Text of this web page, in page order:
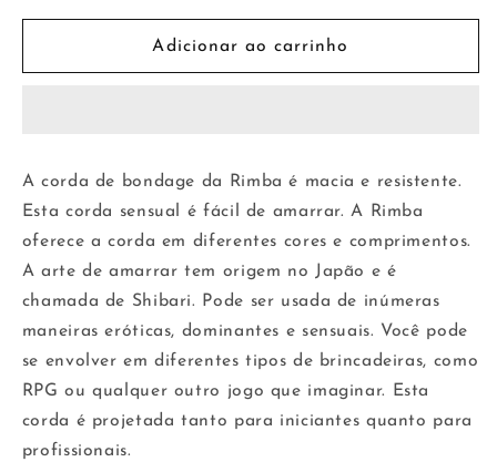
quantidade
Corda
quantidade
de
Corda
m
Adicionar ao carrinho
A corda de bondage da Rimba é macia e resistente.
Esta corda sensual é fácil de amarrar. A Rimba
oferece a corda em diferentes cores e comprimentos.
A arte de amarrar tem origem no Japão e é
chamada de Shibari. Pode ser usada de inúmeras
maneiras eróticas, dominantes e sensuais. Você pode
se envolver em diferentes tipos de brincadeiras, como
RPG ou qualquer outro jogo que imaginar. Esta
corda é projetada tanto para iniciantes quanto para
profissionais.